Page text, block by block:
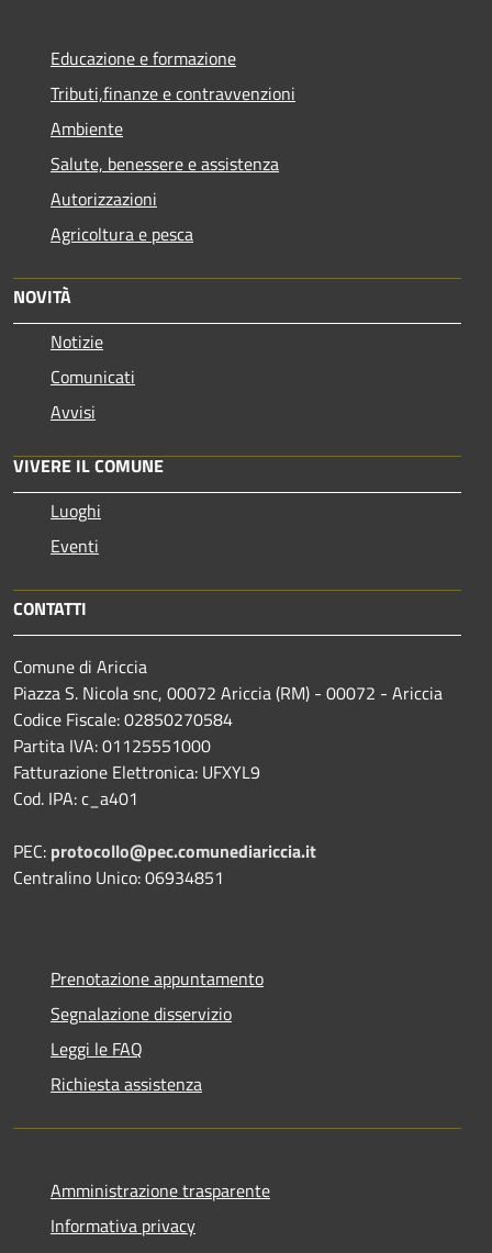
Educazione e formazione
Tributi,finanze e contravvenzioni
Ambiente
Salute, benessere e assistenza
Autorizzazioni
Agricoltura e pesca
NOVITÀ
Notizie
Comunicati
Avvisi
VIVERE IL COMUNE
Luoghi
Eventi
CONTATTI
Comune di Ariccia
Piazza S. Nicola snc, 00072 Ariccia (RM) - 00072 - Ariccia
Codice Fiscale: 02850270584
Partita IVA: 01125551000
Fatturazione Elettronica: UFXYL9
Cod. IPA: c_a401
PEC: protocollo@pec.comunediariccia.it
Centralino Unico: 06934851
Prenotazione appuntamento
Segnalazione disservizio
Leggi le FAQ
Richiesta assistenza
Amministrazione trasparente
Informativa privacy